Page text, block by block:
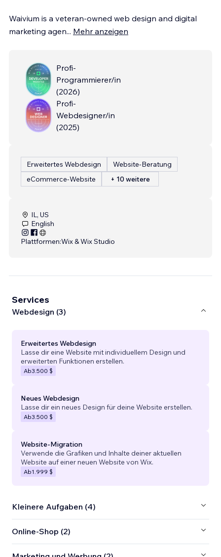
Waivium is a veteran-owned web design and digital
marketing agen... Mehr anzeigen
Profi-
Programmierer/in
(2026)
Profi-
Webdesigner/in
(2025)
Erweitertes Webdesign
Website-Beratung
eCommerce-Website
+ 10 weitere
IL, US
English
Plattformen:Wix & Wix Studio
Services
Webdesign (3)
Erweitertes Webdesign
Lasse dir eine Website mit individuellem Design und
erweiterten Funktionen erstellen.
Ab3.500 $
Neues Webdesign
Lasse dir ein neues Design für deine Website erstellen.
Ab3.500 $
Website-Migration
Verwende die Grafiken und Inhalte deiner aktuellen
Website auf einer neuen Website von Wix.
Ab1.999 $
Kleinere Aufgaben (4)
Online-Shop (2)